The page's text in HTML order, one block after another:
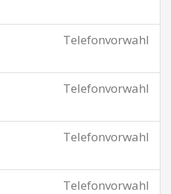
Telefonvorwahl
Telefonvorwahl
Telefonvorwahl
Telefonvorwahl